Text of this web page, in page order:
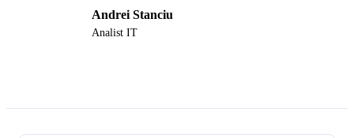
Andrei Stanciu
Analist IT